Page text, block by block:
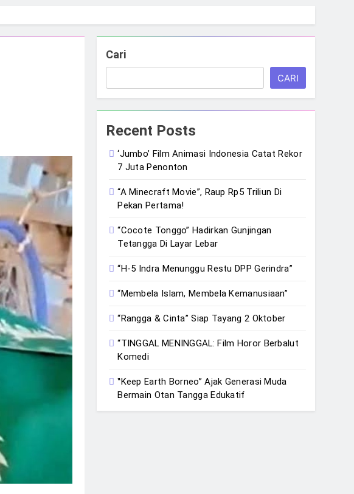
Cari
CARI
Recent Posts
‘Jumbo’ Film Animasi Indonesia Catat Rekor
7 Juta Penonton
“A Minecraft Movie”, Raup Rp5 Triliun Di
Pekan Pertama!
“Cocote Tonggo” Hadirkan Gunjingan
Tetangga Di Layar Lebar
“H-5 Indra Menunggu Restu DPP Gerindra”
“Membela Islam, Membela Kemanusiaan”
“Rangga & Cinta” Siap Tayang 2 Oktober
“TINGGAL MENINGGAL: Film Horor Berbalut
Komedi
‟Keep Earth Borneo” Ajak Generasi Muda
Bermain Otan Tangga Edukatif